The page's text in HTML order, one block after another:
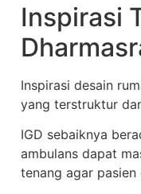
Inspirasi
Inspirasi desain
yang terstruktur
IGD sebaiknya
ambulans dapat
tenang agar pasien